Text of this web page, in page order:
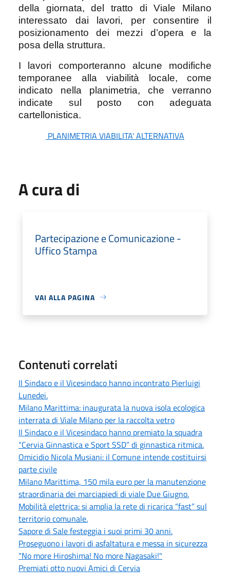
della giornata, del tratto di Viale Milano
interessato dai lavori, per consentire il
posizionamento dei mezzi d’opera e la
posa della struttura.
I lavori comporteranno alcune modifiche
temporanee alla viabilità locale, come
indicato nella planimetria, che verranno
indicate sul posto con adeguata
cartellonistica.
PLANIMETRIA VIABILITA' ALTERNATIVA
A cura di
Partecipazione e Comunicazione -
Uffico Stampa
VAI ALLA PAGINA
Contenuti correlati
Il Sindaco e il Vicesindaco hanno incontrato Pierluigi
Lunedei.
Milano Marittima: inaugurata la nuova isola ecologica
interrata di Viale Milano per la raccolta vetro
Il Sindaco e il Vicesindaco hanno premiato la squadra
“Cervia Ginnastica e Sport SSD” di ginnastica ritmica.
Omicidio Nicola Musiani: il Comune intende costituirsi
parte civile
Milano Marittima, 150 mila euro per la manutenzione
straordinaria dei marciapiedi di viale Due Giugno.
Mobilità elettrica: si amplia la rete di ricarica “fast” sul
territorio comunale.
Sapore di Sale festeggia i suoi primi 30 anni.
Proseguono i lavori di asfaltatura e messa in sicurezza
"No more Hiroshima! No more Nagasaki!"
Premiati otto nuovi Amici di Cervia